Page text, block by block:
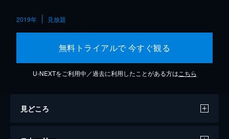
2019年 見放題
無料トライアルで 今すぐ観る
U-NEXTをご利用中／過去に利用したことがある方は こちら
見どころ